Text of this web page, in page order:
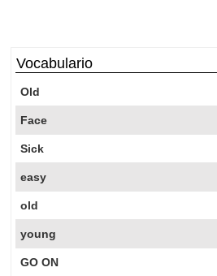
Vocabulario
Old
Face
Sick
easy
old
young
GO ON